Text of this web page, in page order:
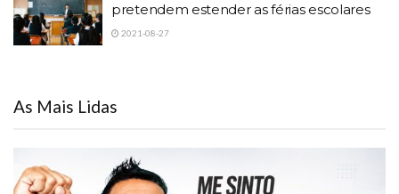
pretendem estender as férias escolares
2021-08-27
As Mais Lidas